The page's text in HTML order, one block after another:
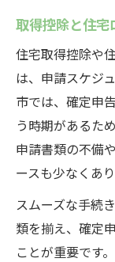
取得控除と住宅
住宅取得控除や
は、申請スケジ
市では、確定申
う時期があるた
申請書類の不備
ースも少なくあ
スムーズな手続
類を揃え、確定
ことが重要です